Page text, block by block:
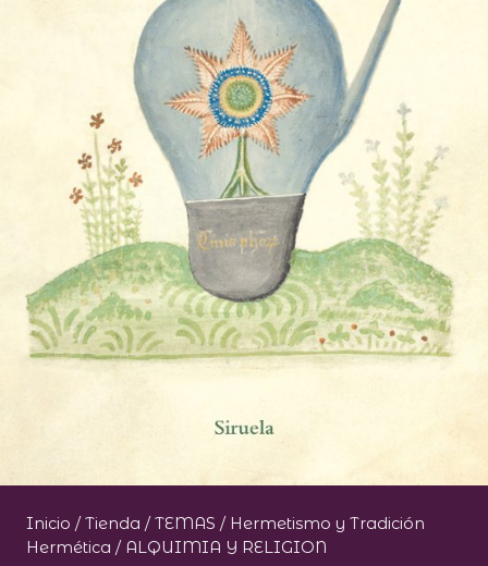
Inicio /Tienda /TEMAS / Hermetismo y Tradición
Hermética / ALQUIMIA Y RELIGION